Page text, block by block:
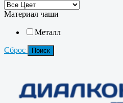
Материал чаши
Металл
Сброс